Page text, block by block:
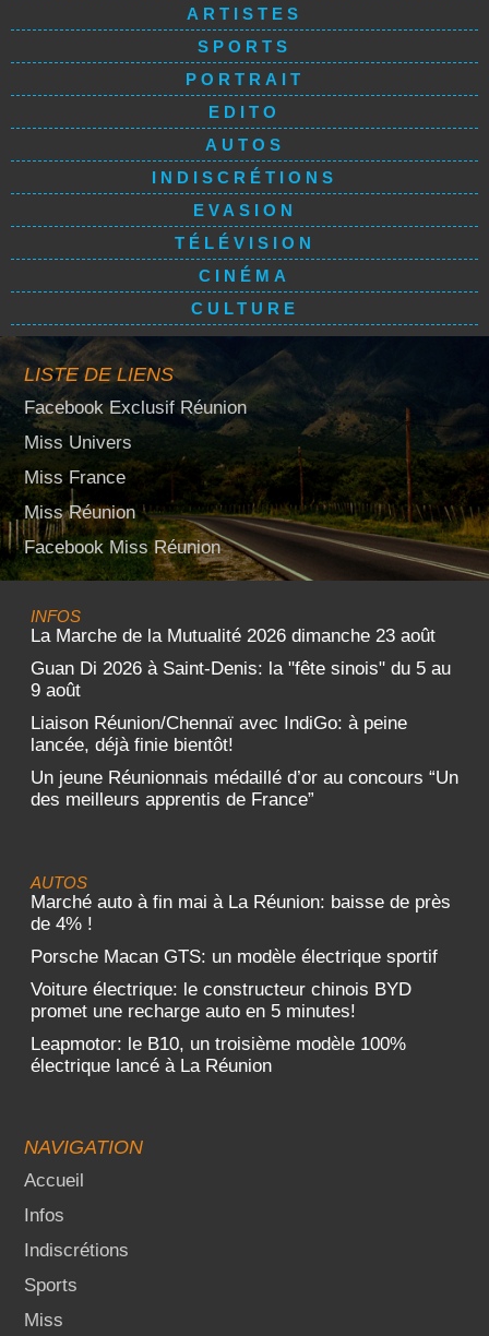
ARTISTES
SPORTS
PORTRAIT
EDITO
AUTOS
INDISCRÉTIONS
EVASION
TÉLÉVISION
CINÉMA
CULTURE
LISTE DE LIENS
Facebook Exclusif Réunion
Miss Univers
Miss France
Miss Réunion
Facebook Miss Réunion
INFOS
La Marche de la Mutualité 2026 dimanche 23 août
Guan Di 2026 à Saint-Denis: la "fête sinois" du 5 au
9 août
Liaison Réunion/Chennaï avec IndiGo: à peine
lancée, déjà finie bientôt!
Un jeune Réunionnais médaillé d’or au concours “Un
des meilleurs apprentis de France”
AUTOS
Marché auto à fin mai à La Réunion: baisse de près
de 4% !
Porsche Macan GTS: un modèle électrique sportif
Voiture électrique: le constructeur chinois BYD
promet une recharge auto en 5 minutes!
Leapmotor: le B10, un troisième modèle 100%
électrique lancé à La Réunion
NAVIGATION
Accueil
Infos
Indiscrétions
Sports
Miss